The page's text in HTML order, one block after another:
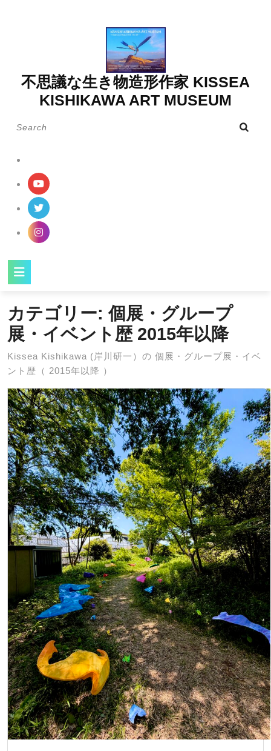
不思議な生き物造形作家 KISSEA
KISHIKAWA ART MUSEUM
カテゴリー:個展・グループ
展・イベント歴 2015年以降
Kissea Kishikawa (岸川研一）の 個展・グループ展・イベ
ント歴（ 2015年以降 ）